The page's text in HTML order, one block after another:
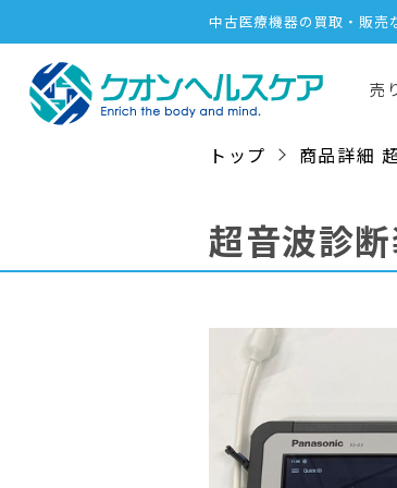
中古医療機器の買取・販売
売
トップ 商品詳細
超音波診